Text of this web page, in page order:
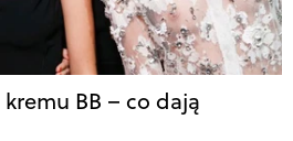
BB – co dają